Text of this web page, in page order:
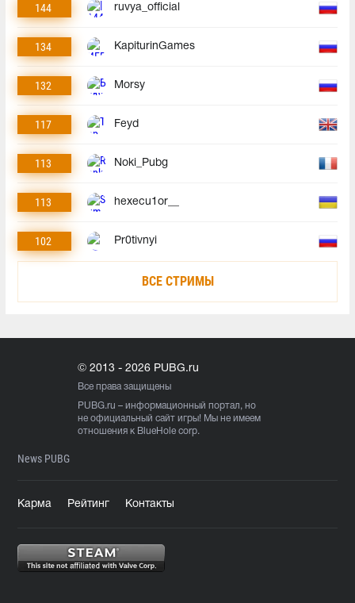
144 ruvya_official
134 KapiturinGames
132 Morsy
117 Feyd
113 Noki_Pubg
113 hexecu1or__
102 Pr0tivnyi
ВСЕ СТРИМЫ
© 2013 - 2026 PUBG.ru
Все права защищены
PUBG.ru – информационный портал, но
не официальный сайт игры! Мы не имеем
отношения к BlueHole corp.
News PUBG
Карма Рейтинг Контакты